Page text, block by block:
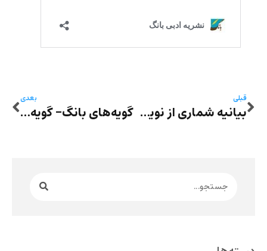
قبلی
بیانیه شماری از نویسندگان و روزنامه‌نگاران ایران در گرامی‌داشت یاد فریدون تنکابنی
بعدی
گویه‌های بانگ- گویه یازدهم: شعرهایی از پریماه اعوانی